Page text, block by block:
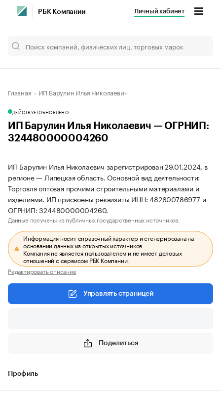
РБК Компании Личный кабинет
Главная ИП Барулин Илья Николаевич
ДЕЙСТВУЕТОБНОВЛЕНО
ИП Барулин Илья Николаевич — ОГРНИП:
324480000004260
ИП Барулин Илья Николаевич зарегистрирован 29.01.2024, в
регионе — Липецкая область. Основной вид деятельности:
Торговля оптовая прочими строительными материалами и
изделиями. ИП присвоены реквизиты ИНН: 482600786977 и
ОГРНИП: 324480000004260.
Данные получены из публичных государственных источников.
Информация носит справочный характер и сгенерирована на
основании данных из открытых источников.
Компания не является пользователем и не имеет деловых
отношений с сервисом РБК Компании.
Редактировать описание
Управлять страницей
Поделиться
Профиль